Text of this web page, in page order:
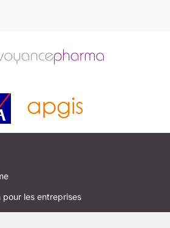
pour les entreprises